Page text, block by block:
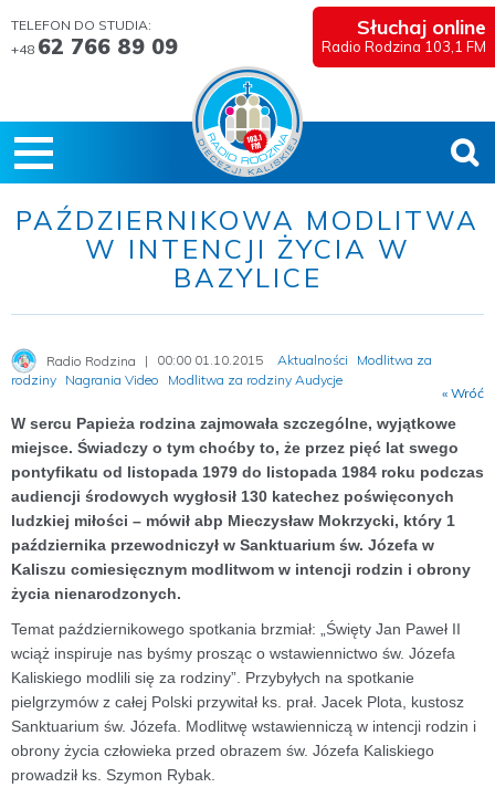
TELEFON DO STUDIA:
+48 62 766 89 09
Słuchaj online
Radio Rodzina 103,1 FM
PAŹDZIERNIKOWA MODLITWA
W INTENCJI ŻYCIA W
BAZYLICE
Radio Rodzina 00:00 01.10.2015 Aktualności
Modlitwa za
rodziny Nagrania Video
Modlitwa za rodziny Audycje
« Wróć
W sercu Papieża rodzina zajmowała szczególne, wyjątkowe
miejsce. Świadczy o tym choćby to, że przez pięć lat swego
pontyfikatu od listopada 1979 do listopada 1984 roku podczas
audiencji środowych wygłosił 130 katechez poświęconych
ludzkiej miłości – mówił abp Mieczysław Mokrzycki, który 1
października przewodniczył w Sanktuarium św. Józefa w
Kaliszu comiesięcznym modlitwom w intencji rodzin i obrony
życia nienarodzonych.
Temat październikowego spotkania brzmiał: „Święty Jan Paweł II
wciąż inspiruje nas byśmy prosząc o wstawiennictwo św. Józefa
Kaliskiego modlili się za rodziny”. Przybyłych na spotkanie
pielgrzymów z całej Polski przywitał ks. prał. Jacek Plota, kustosz
Sanktuarium św. Józefa. Modlitwę wstawienniczą w intencji rodzin i
obrony życia człowieka przed obrazem św. Józefa Kaliskiego
prowadził ks. Szymon Rybak.